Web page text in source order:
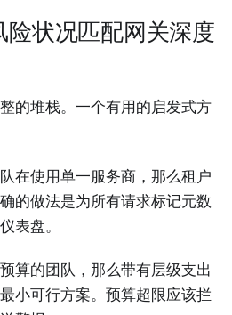
险状况匹配网关深度
的堆栈。一个有用的启发式方
在使用单一服务商，那么租户
的做法是为所有请求标记元数
表盘。
算的团队，那么带有层级支出
小可行方案。预算超限应该拦